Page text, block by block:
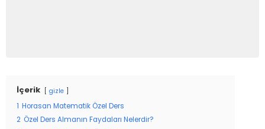
İçerik gizle
Horasan Matematik Özel Ders
2 Özel Ders Almanın Faydaları Nelerdir?